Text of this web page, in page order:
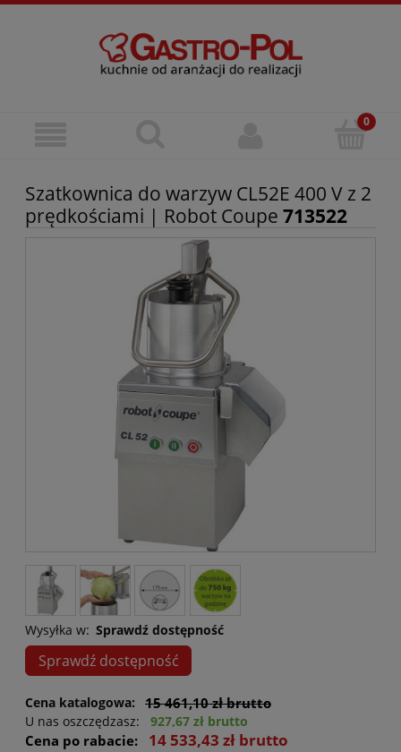
Szatkownica do warzyw CL52E 400 V z 2
prędkościami | Robot Coupe 713522
Wysyłka w: Sprawdź dostępność
Sprawdź dostępność
Cena katalogowa: 15 461,10 zł brutto
U nas oszczędzasz: 927,67 zł brutto
Cena po rabacie: 14 533,43 zł brutto